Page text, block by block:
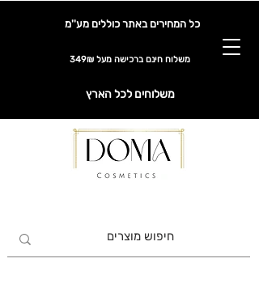
כל המחירים באתר כוללים מע''מ
משלוח חינם ברכישה מעל 349₪
משלוחים לכל הארץ